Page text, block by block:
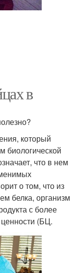
в
который
биологической
что в нем
о том, что из
белка, организм
с более
(БЦ.